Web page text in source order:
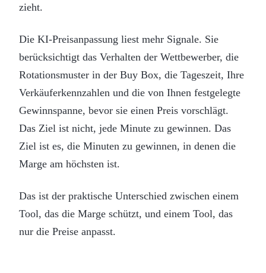
zieht.
Die KI-Preisanpassung liest mehr Signale. Sie
berücksichtigt das Verhalten der Wettbewerber, die
Rotationsmuster in der Buy Box, die Tageszeit, Ihre
Verkäuferkennzahlen und die von Ihnen festgelegte
Gewinnspanne, bevor sie einen Preis vorschlägt.
Das Ziel ist nicht, jede Minute zu gewinnen. Das
Ziel ist es, die Minuten zu gewinnen, in denen die
Marge am höchsten ist.
Das ist der praktische Unterschied zwischen einem
Tool, das die Marge schützt, und einem Tool, das
nur die Preise anpasst.